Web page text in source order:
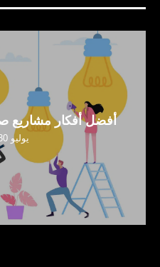
أفضل أفكار مشاريع
يوليو 30, 2026